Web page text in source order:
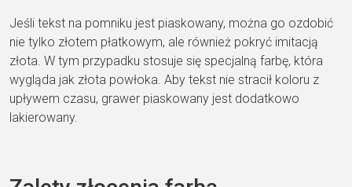
Jeśli tekst na pomniku jest piaskowany, można go ozdobić
nie tylko złotem płatkowym, ale również pokryć imitacją
złota. W tym przypadku stosuje się specjalną farbę, która
wygląda jak złota powłoka. Aby tekst nie stracił koloru z
upływem czasu, grawer piaskowany jest dodatkowo
lakierowany.